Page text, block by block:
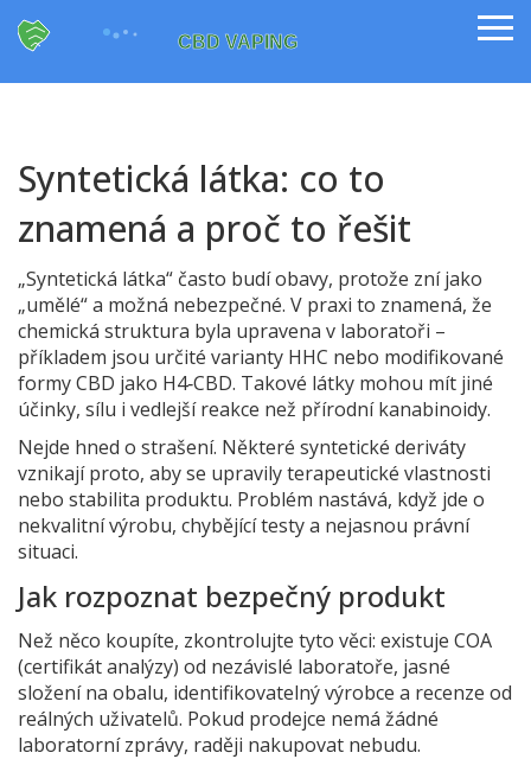
Syntetická látka: co to
znamená a proč to řešit
„Syntetická látka“ často budí obavy, protože zní jako
„umělé“ a možná nebezpečné. V praxi to znamená, že
chemická struktura byla upravena v laboratoři –
příkladem jsou určité varianty HHC nebo modifikované
formy CBD jako H4‑CBD. Takové látky mohou mít jiné
účinky, sílu i vedlejší reakce než přírodní kanabinoidy.
Nejde hned o strašení. Některé syntetické deriváty
vznikají proto, aby se upravily terapeutické vlastnosti
nebo stabilita produktu. Problém nastává, když jde o
nekvalitní výrobu, chybějící testy a nejasnou právní
situaci.
Jak rozpoznat bezpečný produkt
Než něco koupíte, zkontrolujte tyto věci: existuje COA
(certifikát analýzy) od nezávislé laboratoře, jasné
složení na obalu, identifikovatelný výrobce a recenze od
reálných uživatelů. Pokud prodejce nemá žádné
laboratorní zprávy, raději nakupovat nebudu.